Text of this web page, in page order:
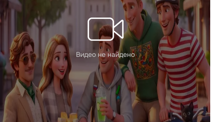
Видео не найдено